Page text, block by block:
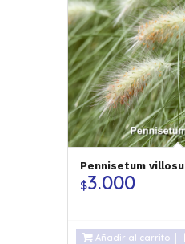
Pennisetum
$3.000
Añadir al carrito